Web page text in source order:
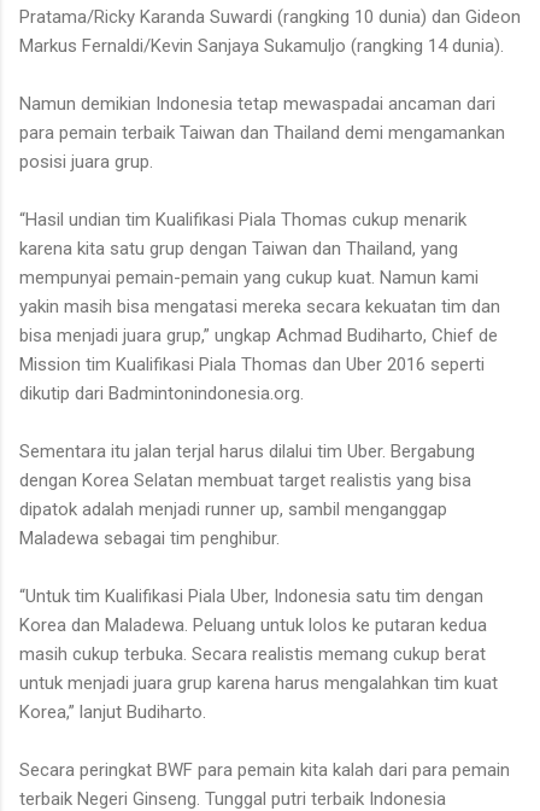
Pratama/Ricky Karanda Suwardi (rangking 10 dunia) dan Gideon
Markus Fernaldi/Kevin Sanjaya Sukamuljo (rangking 14 dunia).
Namun demikian Indonesia tetap mewaspadai ancaman dari
para pemain terbaik Taiwan dan Thailand demi mengamankan
posisi juara grup.
“Hasil undian tim Kualifikasi Piala Thomas cukup menarik
karena kita satu grup dengan Taiwan dan Thailand, yang
mempunyai pemain-pemain yang cukup kuat. Namun kami
yakin masih bisa mengatasi mereka secara kekuatan tim dan
bisa menjadi juara grup,” ungkap Achmad Budiharto, Chief de
Mission tim Kualifikasi Piala Thomas dan Uber 2016 seperti
dikutip dari Badmintonindonesia.org.
Sementara itu jalan terjal harus dilalui tim Uber. Bergabung
dengan Korea Selatan membuat target realistis yang bisa
dipatok adalah menjadi runner up, sambil menganggap
Maladewa sebagai tim penghibur.
“Untuk tim Kualifikasi Piala Uber, Indonesia satu tim dengan
Korea dan Maladewa. Peluang untuk lolos ke putaran kedua
masih cukup terbuka. Secara realistis memang cukup berat
untuk menjadi juara grup karena harus mengalahkan tim kuat
Korea,” lanjut Budiharto.
Secara peringkat BWF para pemain kita kalah dari para pemain
terbaik Negeri Ginseng. Tunggal putri terbaik Indonesia